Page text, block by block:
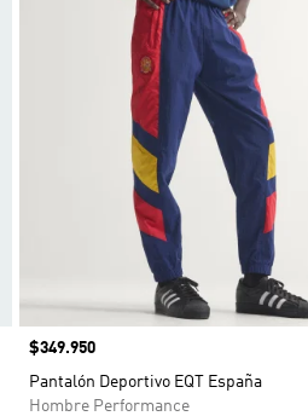
Precio
$349.950
Pantalón Deportivo EQT España
Hombre Performance